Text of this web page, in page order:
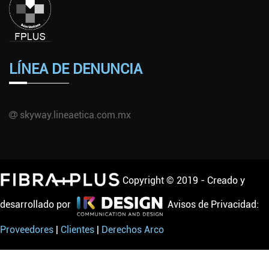
LÍNEA DE DENUNCIA
skyway.lineaetica.com.mx
Copyright © 2019 - Creado y
desarrollado por Avisos de Privacidad:
Proveedores | Clientes | Derechos Arco